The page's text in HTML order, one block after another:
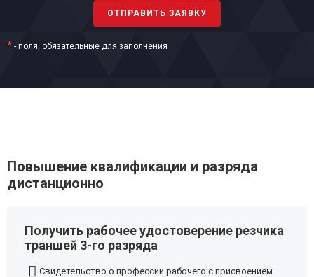
* - поля, обязательные для заполнения
Повышение квалификации и разряда
дистанционно
Получить рабочее удостоверение резчика
траншей 3-го разряда
Свидетельство о профессии рабочего с присвоением